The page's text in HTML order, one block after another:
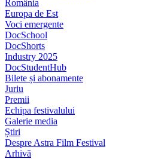
România
Europa de Est
Voci emergente
DocSchool
DocShorts
Industry 2025
DocStudentHub
Bilete și abonamente
Juriu
Premii
Echipa festivalului
Galerie media
Știri
Despre Astra Film Festival
Arhivă